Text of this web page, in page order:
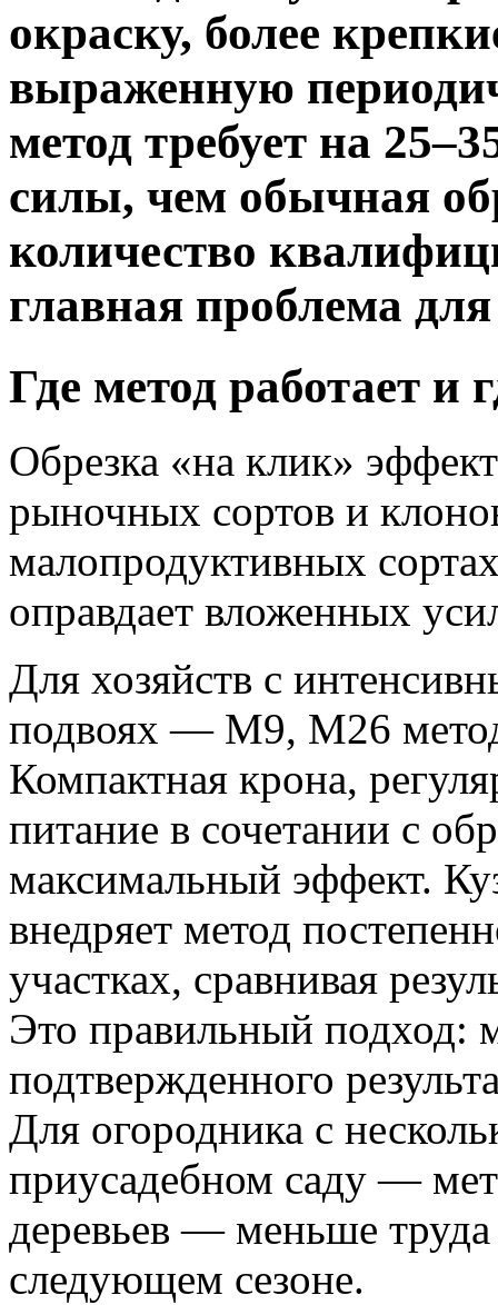
окраску, более
выраженную
метод требует на
силы, чем обычная
количество
главная проблема
Где метод работает и
Обрезка «на клик»
рыночных сортов и
малопродуктивных
оправдает вложенных
Для хозяйств с
подвоях — М9, М26
Компактная крона,
питание в сочетании с
максимальный эффект.
внедряет метод
участках, сравнивая
Это правильный подход:
подтвержденного
Для огородника с
приусадебном саду —
деревьев — меньше
следующем сезоне.